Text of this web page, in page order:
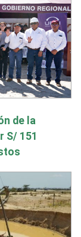
de la
S/ 151